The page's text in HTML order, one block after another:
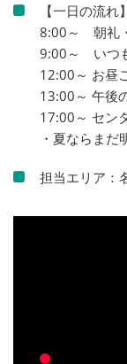
【一日の流れ】
8:00～ 朝礼
9:00～ いつ
12:00～ お昼
13:00～ 午後
17:00～ セン
・夏ならまだ
担当エリア：